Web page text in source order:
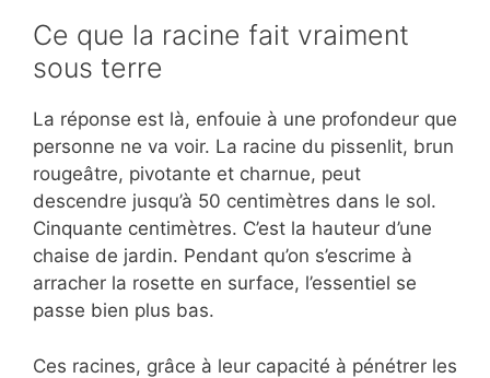
Ce que la racine fait vraiment
sous terre
La réponse est là, enfouie à une profondeur que
personne ne va voir. La racine du pissenlit, brun
rougeâtre, pivotante et charnue, peut
descendre jusqu’à 50 centimètres dans le sol.
Cinquante centimètres. C’est la hauteur d’une
chaise de jardin. Pendant qu’on s’escrime à
arracher la rosette en surface, l’essentiel se
passe bien plus bas.
Ces racines, grâce à leur capacité à pénétrer les